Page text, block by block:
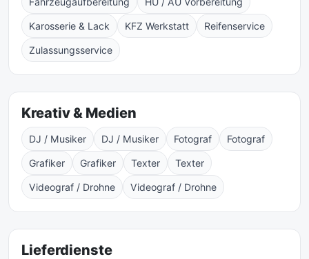
Karosserie & Lack KFZ Werkstatt Reifenservice
Zulassungsservice
Kreativ & Medien
DJ / Musiker DJ / Musiker Fotograf Fotograf
Grafiker Grafiker Texter Texter
Videograf / Drohne Videograf / Drohne
Lieferdienste